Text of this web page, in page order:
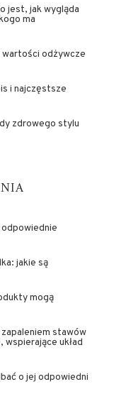
jest, jak wygląda
ma
wartości odżywcze
i najczęstsze
zdrowego stylu
jakie są
mogą
stawów
wspierające układ
o jej odpowiedni